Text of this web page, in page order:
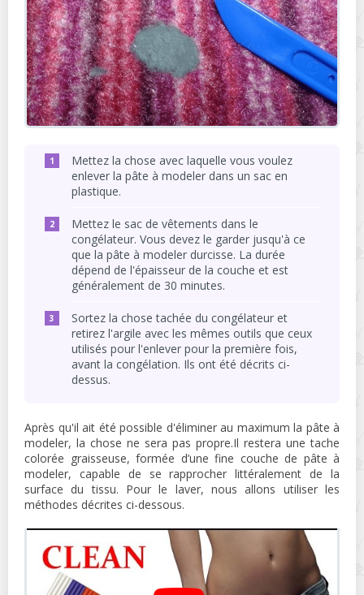
Mettez la chose avec laquelle vous voulez
enlever la pâte à modeler dans un sac en
plastique.
Mettez le sac de vêtements dans le
congélateur. Vous devez le garder jusqu'à ce
que la pâte à modeler durcisse. La durée
dépend de l'épaisseur de la couche et est
généralement de 30 minutes.
Sortez la chose tachée du congélateur et
retirez l'argile avec les mêmes outils que ceux
utilisés pour l'enlever pour la première fois,
avant la congélation. Ils ont été décrits ci-
dessus.
Après qu'il ait été possible d'éliminer au maximum la pâte à
modeler, la chose ne sera pas propre.Il restera une tache
colorée graisseuse, formée d’une fine couche de pâte à
modeler, capable de se rapprocher littéralement de la
surface du tissu. Pour le laver, nous allons utiliser les
méthodes décrites ci-dessous.